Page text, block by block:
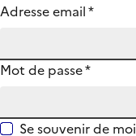
Adresse email*
Mot de passe*
Se souvenir de moi